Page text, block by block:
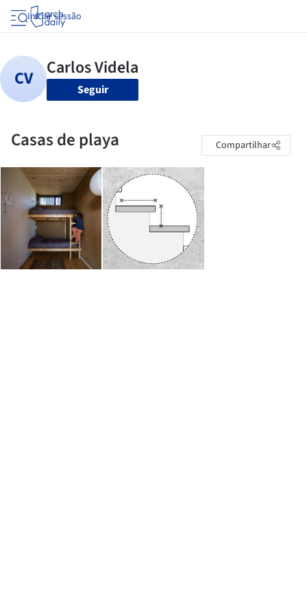
Iniciar sessão
Seguir
Casas de playa Compartilhar